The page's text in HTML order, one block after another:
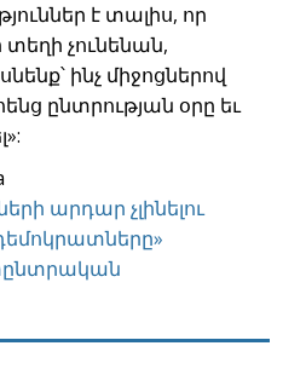
է տալիս, որ
չունենան,
ինչ միջոցներով
ընտրության օրը եւ
արդար չլինելու